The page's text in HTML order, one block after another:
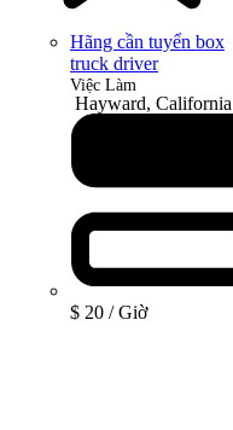
Hãng cần tuyển box
truck driver
Việc Làm
Hayward, California
$ 20 / Giờ